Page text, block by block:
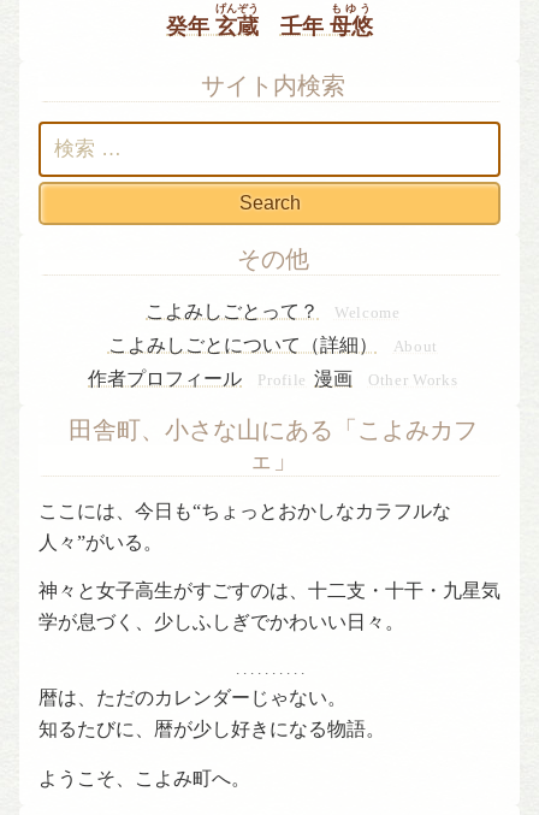
癸年玄蔵
げんぞう
壬年 母悠
もゆう
サイト内検索
索:
その他
こよみしごとって？ Welcome
こよみしごとについて（詳細） About
作者プロフィール Profile 漫画 Other Works
田舎町、小さな山にある「こよみカフ
ェ」
ここには、今日も“ちょっとおかしなカラフルな
人々”がいる。
神々と女子高生がすごすのは、十二支・十干・九星気
学が息づく、少しふしぎでかわいい日々。
暦は、ただのカレンダーじゃない。
知るたびに、暦が少し好きになる物語。
ようこそ、こよみ町へ。